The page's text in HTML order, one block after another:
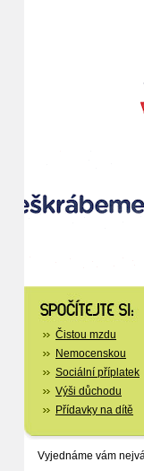
Čistou mzdu
Nemocenskou
Sociální příplatek
Výši důchodu
Přídavky na dítě
Vyjednáme vám